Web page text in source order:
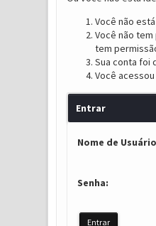
Você não
Você não
tem
Sua conta foi
Você
Entrar
Nome de
Senha: